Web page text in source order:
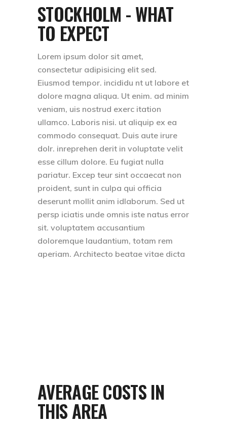
STOCKHOLM - WHAT
TO EXPECT
Lorem ipsum dolor sit amet,
consectetur adipisicing elit sed.
Eiusmod tempor. incididu nt ut labore et
dolore magna aliqua. Ut enim. ad minim
veniam, uis nostrud exerc itation
ullamco. Laboris nisi. ut aliquip ex ea
commodo consequat. Duis aute irure
dolr. inreprehen derit in voluptate velit
esse cillum dolore. Eu fugiat nulla
pariatur. Excep teur sint occaecat non
proident, sunt in culpa qui officia
deserunt mollit anim idlaborum. Sed ut
persp iciatis unde omnis iste natus error
sit. voluptatem accusantium
doloremque laudantium, totam rem
aperiam. Architecto beatae vitae dicta
AVERAGE COSTS IN
THIS AREA